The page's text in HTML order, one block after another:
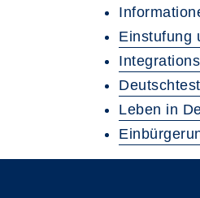
Einstufung
Leben in